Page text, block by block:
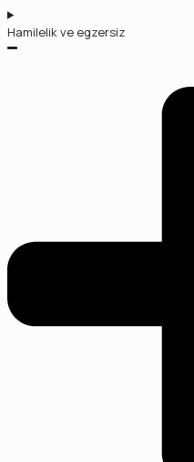
Hamilelik ve egzersiz